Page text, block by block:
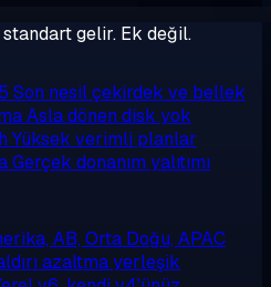
gelir. Ek değil.
Son nesil çekirdek ve bellek
Asla dönen disk yok
Yüksek verimli planlar
Gerçek donanım yalıtımı
AB, Orta Doğu, APAC
azaltma yerleşik